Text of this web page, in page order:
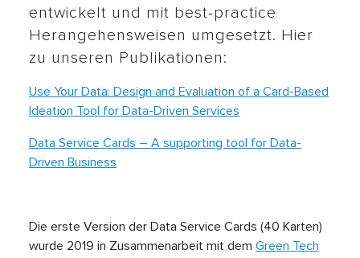
entwickelt und mit best-practice
Herangehensweisen umgesetzt. Hier
zu unseren Publikationen:
Use Your Data: Design and Evaluation of a Card-Based
Ideation Tool for Data-Driven Services
Data Service Cards – A supporting tool for Data-
Driven Business
Die erste Version der Data Service Cards (40 Karten)
wurde 2019 in Zusammenarbeit mit dem Green Tech